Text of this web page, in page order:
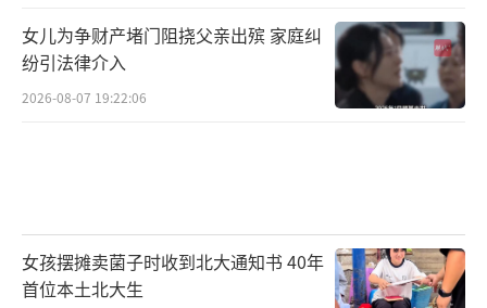
女儿为争财产堵门阻挠父亲出殡 家庭纠
纷引法律介入
2026-08-07 19:22:06
女孩摆摊卖菌子时收到北大通知书 40年
首位本土北大生